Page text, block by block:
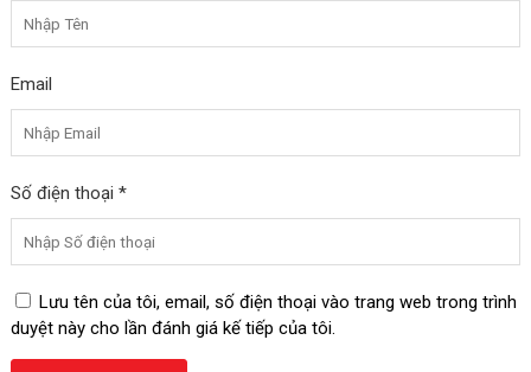
Email
Số điện thoại *
Lưu tên của tôi, email, số điện thoại vào trang web trong trình
duyệt này cho lần đánh giá kế tiếp của tôi.